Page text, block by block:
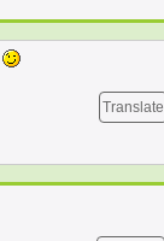
Translate